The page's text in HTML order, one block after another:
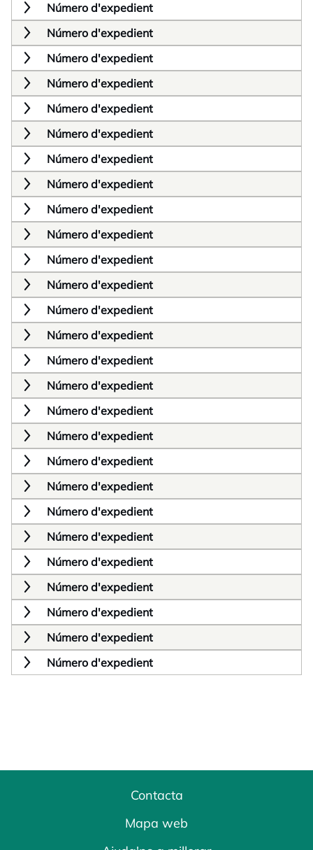
Número d'expedient
Número d'expedient
Número d'expedient
Número d'expedient
Número d'expedient
Número d'expedient
Número d'expedient
Número d'expedient
Número d'expedient
Número d'expedient
Número d'expedient
Número d'expedient
Número d'expedient
Número d'expedient
Número d'expedient
Número d'expedient
Número d'expedient
Número d'expedient
Número d'expedient
Número d'expedient
Número d'expedient
Número d'expedient
Número d'expedient
Número d'expedient
Número d'expedient
Número d'expedient
Número d'expedient
Contacta
Mapa web